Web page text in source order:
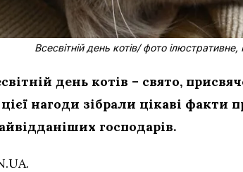
Всесвітній день котів/ фото
день котів – свято,
нагоди зібрали цікаві факти
господарів.